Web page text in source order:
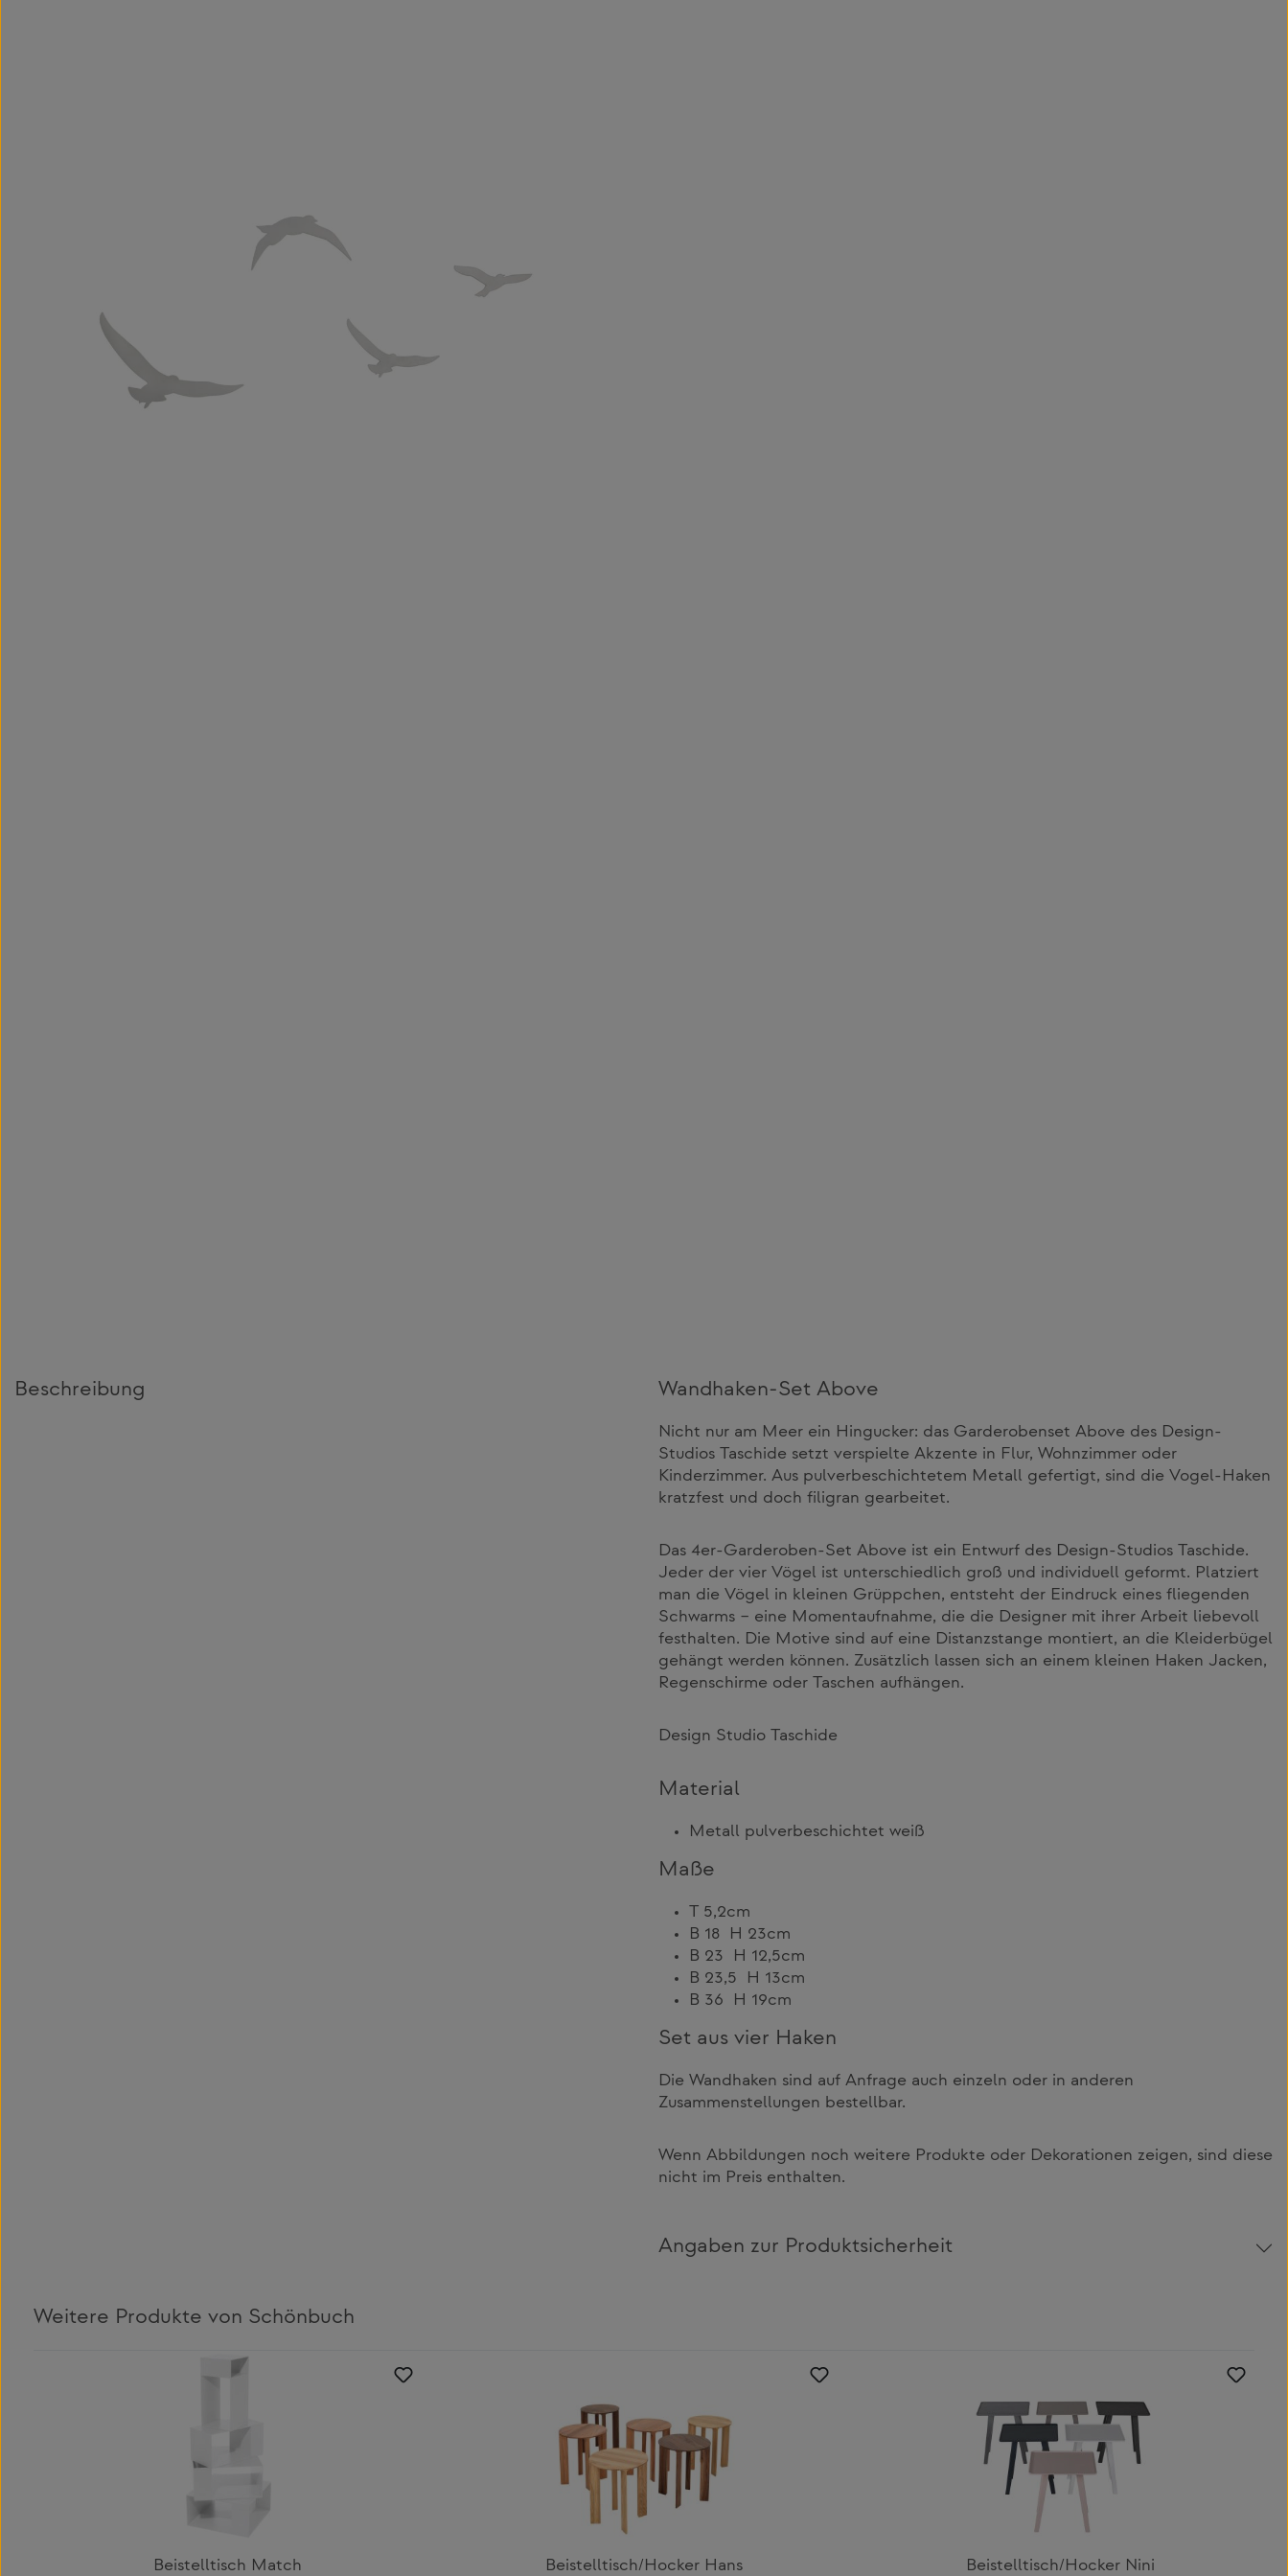
Beschreibung Wandhaken-Set Above
Nicht nur am Meer ein Hingucker: das Garderobenset Above des Design-
Studios Taschide setzt verspielte Akzente in Flur, Wohnzimmer oder
Kinderzimmer. Aus pulverbeschichtetem Metall gefertigt, sind die Vogel-Haken
kratzfest und doch filigran gearbeitet.
Das 4er-Garderoben-Set Above ist ein Entwurf des Design-Studios Taschide.
Jeder der vier Vögel ist unterschiedlich groß und individuell geformt. Platziert
man die Vögel in kleinen Grüppchen, entsteht der Eindruck eines fliegenden
Schwarms – eine Momentaufnahme, die die Designer mit ihrer Arbeit liebevoll
festhalten. Die Motive sind auf eine Distanzstange montiert, an die Kleiderbügel
gehängt werden können. Zusätzlich lassen sich an einem kleinen Haken Jacken,
Regenschirme oder Taschen aufhängen.
Design Studio Taschide
Material
Metall pulverbeschichtet weiß
Maße
T 5,2cm
B 18 H 23cm
B 23 H 12,5cm
B 23,5 H 13cm
B 36 H 19cm
Set aus vier Haken
Die Wandhaken sind auf Anfrage auch einzeln oder in anderen
Zusammenstellungen bestellbar.
Wenn Abbildungen noch weitere Produkte oder Dekorationen zeigen, sind diese
nicht im Preis enthalten.
Angaben zur Produktsicherheit
Weitere Produkte von Schönbuch
Produktgalerie überspringen
Beistelltisch Match Beistelltisch/Hocker Hans Beistelltisch/Hocker Nini